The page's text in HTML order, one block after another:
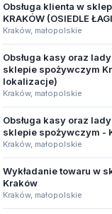
Obsługa klienta w
KRAKÓW (OSIEDLE
Kraków, małopolskie
Obsługa kasy oraz
sklepie spożywczym
lokalizacje)
Kraków, małopolskie
Obsługa kasy oraz
sklepie spożywczym -
Kraków, małopolskie
Wykładanie towaru w
Kraków
Kraków, małopolskie